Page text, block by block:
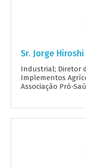
Sr. Jorge
Industrial; Diretor
Implementos
Associação Pró-